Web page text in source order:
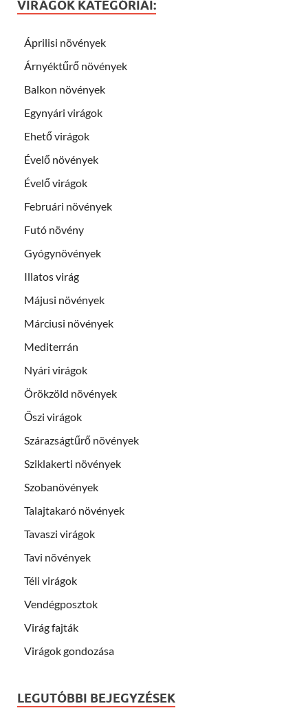
VIRÁGOK KATEGÓRIÁI:
Áprilisi növények
Árnyéktűrő növények
Balkon növények
Egynyári virágok
Ehető virágok
Évelő növények
Évelő virágok
Februári növények
Futó növény
Gyógynövények
Illatos virág
Májusi növények
Márciusi növények
Mediterrán
Nyári virágok
Örökzöld növények
Őszi virágok
Szárazságtűrő növények
Sziklakerti növények
Szobanövények
Talajtakaró növények
Tavaszi virágok
Tavi növények
Téli virágok
Vendégposztok
Virág fajták
Virágok gondozása
LEGUTÓBBI BEJEGYZÉSEK